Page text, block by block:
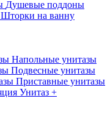
Душевые поддоны
Шторки на ванну
Напольные унитазы
Подвесные унитазы
Приставные унитазы
Унитаз +